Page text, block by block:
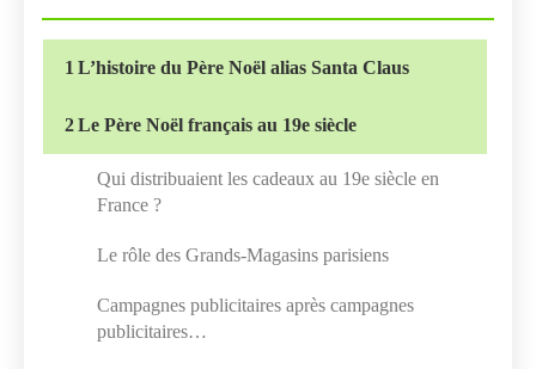
1 L’histoire du Père Noël alias Santa Claus
2Le Père Noël français au 19e siècle
Qui distribuaient les cadeaux au 19e siècle en
France ?
Le rôle des Grands-Magasins parisiens
Campagnes publicitaires après campagnes
publicitaires…